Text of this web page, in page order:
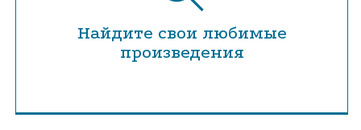
Найдите свои любимые
произведения